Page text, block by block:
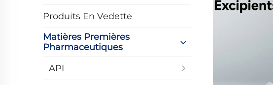
Produits En Vedette
Matières Premières
Pharmaceutiques
API